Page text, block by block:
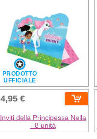
PRODOTTO
UFFICIALE
4,95 €
Inviti della Principessa Nella
- 8 unità